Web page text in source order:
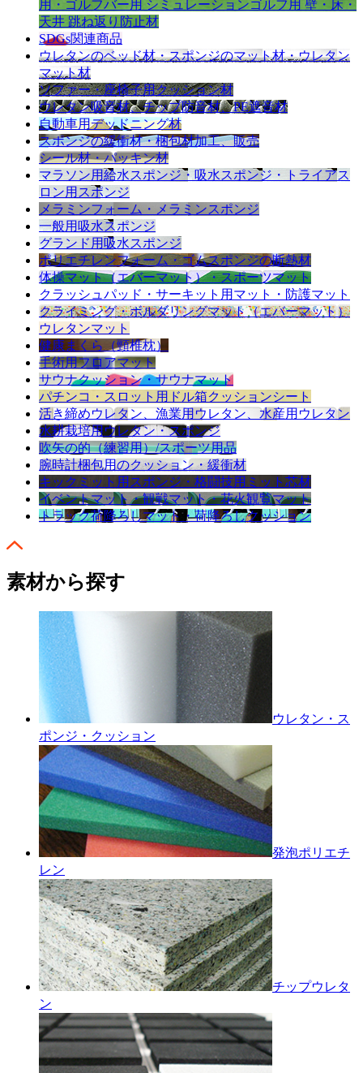
用・ゴルフバー用 シミュレーションゴルフ用 壁・床・
天井 跳ね返り防止材
SDGs関連商品
ウレタンのベッド材・スポンジのマット材・ウレタン
マット材
ソファー・座椅子用クッション材
ウレタン吸音材、チップ防音材、PE遮音材
自動車用デッドニング材
スポンジの緩衝材・梱包材加工、販売
シール材・パッキン材
マラソン用給水スポンジ・吸水スポンジ・トライアス
ロン用スポンジ
メラミンフォーム・メラミンスポンジ
一般用吸水スポンジ
グランド用吸水スポンジ
ポリエチレンフォーム・ゴムスポンジの断熱材
体操マット（エバーマット）・スポーツマット
クラッシュパッド・サーキット用マット・防護マット
クライミング・ボルダリングマット（エバーマット）
ウレタンマット
健康まくら（頸椎枕）
手術用フロアマット
サウナクッション・サウナマット
パチンコ・スロット用ドル箱クッションシート
活き締めウレタン、漁業用ウレタン、水産用ウレタン
水耕栽培用ウレタン・スポンジ
吹矢の的（練習用）/スポーツ用品
腕時計梱包用のクッション・緩衝材
キックミット用スポンジ・格闘技用ミット芯材
イベントマット・観戦マット・花火観覧マット
トラック荷降ろしマット・荷降ろしクッション
素材から探す
ウレタン・ス
ポンジ・クッション
発泡ポリエチ
レン
チップウレタ
ン